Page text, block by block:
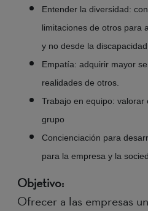
Entender la diversidad:
limitaciones de otros para
y no desde la discapacidad
Empatía: adquirir mayor
realidades de otros.
Trabajo en equipo: valorar
grupo
Concienciación para
para la empresa y la
Objetivo:
Ofrecer a las empresas